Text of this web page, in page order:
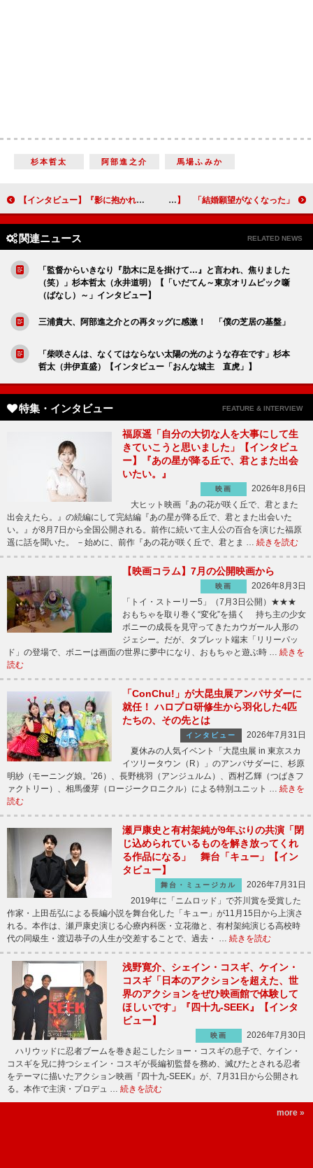
杉本哲太 阿部進之介 馬場ふみか
【インタビュー】『影に抱かれて眠れ』中村ゆり「物質的な豊かさよりも、人としての尊厳を大事にする主人公の生き方がカッコいい」 「結婚願望がなくなった」 朝ドラヒロインを通じての成長と変化 広瀬すず（坂場なつ）【「なつぞら」インタビュー】
関連ニュース RELATED NEWS
「監督からいきなり『肋木に足を掛けて…』と言われ、焦りました
（笑）」杉本哲太（永井道明）【「いだてん～東京オリムピック噺
（ばなし）～」インタビュー】
三浦貴大、阿部進之介との再タッグに感激！ 「僕の芝居の基盤」
「柴咲さんは、なくてはならない太陽の光のような存在です」杉本
哲太（井伊直盛）【インタビュー「おんな城主 直虎」】
特集・インタビュー FEATURE & INTERVIEW
福原遥「自分の大切な人を大事にして生
きていこうと思いました」【インタビュ
ー】『あの星が降る丘で、君とまた出会
いたい。』
映画
2026年8月6日
大ヒット映画『あの花が咲く丘で、君とまた
出会えたら。』の続編にして完結編『あの星が降る丘で、君とまた出会いた
い。』が8月7日から全国公開される。前作に続いて主人公の百合を演じた福原
遥に話を聞いた。 －始めに、前作『あの花が咲く丘で、君とま … 続きを読む
【映画コラム】7月の公開映画から
映画
2026年8月3日
「トイ・ストーリー5」（7月3日公開）★★★
おもちゃを取り巻く“変化”を描く 持ち主の少女
ボニーの成長を見守ってきたカウガール人形の
ジェシー。だが、タブレット端末「リリーパッ
ド」の登場で、ボニーは画面の世界に夢中になり、おもちゃと遊ぶ時 … 続きを
読む
「ConChu!」が大昆虫展アンバサダーに
就任！ ハロプロ研修生から羽化した4匹
たちの、その先とは
インタビュー
2026年7月31日
夏休みの人気イベント「大昆虫展 in 東京スカ
イツリータウン（R）」のアンバサダーに、杉原
明紗（モーニング娘。’26）、長野桃羽（アンジュルム）、西村乙輝（つばきフ
ァクトリー）、相馬優芽（ロージークロニクル）による特別ユニット … 続きを
読む
瀬戸康史と有村架純が9年ぶりの共演「閉
じ込められているものを解き放ってくれ
る作品になる」 舞台「キュー」【イン
タビュー】
舞台・ミュージカル
2026年7月31日
2019年に「ニムロッド」で芥川賞を受賞した
作家・上田岳弘による長編小説を舞台化した「キュー」が11月15日から上演さ
れる。本作は、瀬戸康史演じる心療内科医・立花徹と、有村架純演じる高校時
代の同級生・渡辺恭子の人生が交差することで、過去・ … 続きを読む
浅野寛介、シェイン・コスギ、ケイン・
コスギ「日本のアクションを超えた、世
界のアクションをぜひ映画館で体験して
ほしいです」『四十九-SEEK』【インタ
ビュー】
映画
2026年7月30日
ハリウッドに忍者ブームを巻き起こしたショー・コスギの息子で、ケイン・
コスギを兄に持つシェイン・コスギが長編初監督を務め、滅びたとされる忍者
をテーマに描いたアクション映画『四十九-SEEK』が、7月31日から公開され
る。本作で主演・プロデュ … 続きを読む
more »